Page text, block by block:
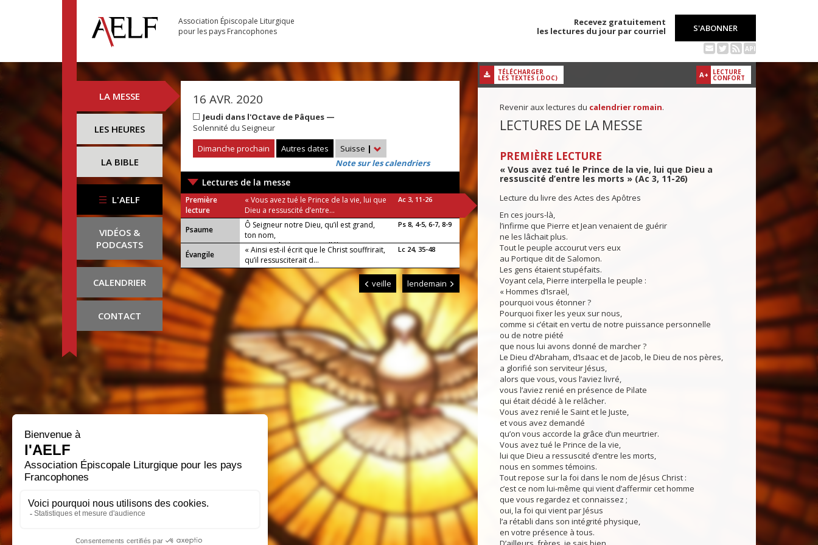
Association Épiscopale Liturgique
pour les pays Francophones
Recevez gratuitement
les lectures du jour par courriel
S'ABONNER
API
LA MESSE
LES HEURES
LA BIBLE
L'AELF
VIDÉOS &
PODCASTS
CALENDRIER
CONTACT
16 AVR. 2020
Jeudi dans l'Octave de Pâques —
Solennité du Seigneur
Dimanche prochain
Autres dates Suisse |
Note sur les calendriers
Lectures de la messe
Première
lecture
« Vous avez tué le Prince de la vie, lui que
Dieu a ressuscité d’entre...
Ac 3, 11-26
Psaume
Ô Seigneur notre Dieu, qu’il est grand,
ton nom,
par toute la terre ! ou : Alléluia !
Ps 8, 4-5, 6-7, 8-9
Évangile
« Ainsi est-il écrit que le Christ souffrirait,
qu’il ressusciterait d...
Lc 24, 35-48
veille lendemain
A+ LECTURE
CONFORT
TÉLÉCHARGER
LES TEXTES (.DOC)
Revenir aux lectures du calendrier romain.
LECTURES DE LA MESSE
PREMIÈRE LECTURE
« Vous avez tué le Prince de la vie, lui que Dieu a
ressuscité d’entre les morts » (Ac 3, 11-26)
Lecture du livre des Actes des Apôtres
En ces jours-là,
l’infirme que Pierre et Jean venaient de guérir
ne les lâchait plus.
Tout le peuple accourut vers eux
au Portique dit de Salomon.
Les gens étaient stupéfaits.
Voyant cela, Pierre interpella le peuple :
« Hommes d’Israël,
pourquoi vous étonner ?
Pourquoi fixer les yeux sur nous,
comme si c’était en vertu de notre puissance personnelle
ou de notre piété
que nous lui avons donné de marcher ?
Le Dieu d’Abraham, d’Isaac et de Jacob, le Dieu de nos pères,
a glorifié son serviteur Jésus,
alors que vous, vous l’aviez livré,
vous l’aviez renié en présence de Pilate
qui était décidé à le relâcher.
Vous avez renié le Saint et le Juste,
et vous avez demandé
qu’on vous accorde la grâce d’un meurtrier.
Vous avez tué le Prince de la vie,
lui que Dieu a ressuscité d’entre les morts,
nous en sommes témoins.
Tout repose sur la foi dans le nom de Jésus Christ :
c’est ce nom lui-même qui vient d’affermir cet homme
que vous regardez et connaissez ;
oui, la foi qui vient par Jésus
l’a rétabli dans son intégrité physique,
en votre présence à tous.